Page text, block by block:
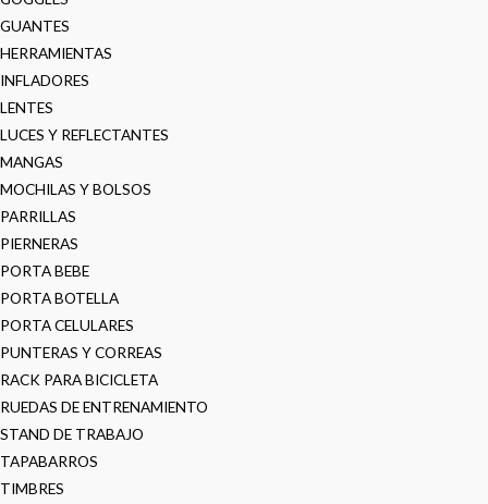
GUANTES
HERRAMIENTAS
INFLADORES
LENTES
LUCES Y REFLECTANTES
MANGAS
MOCHILAS Y BOLSOS
PARRILLAS
PIERNERAS
PORTA BEBE
PORTA BOTELLA
PORTA CELULARES
PUNTERAS Y CORREAS
RACK PARA BICICLETA
RUEDAS DE ENTRENAMIENTO
STAND DE TRABAJO
TAPABARROS
TIMBRES